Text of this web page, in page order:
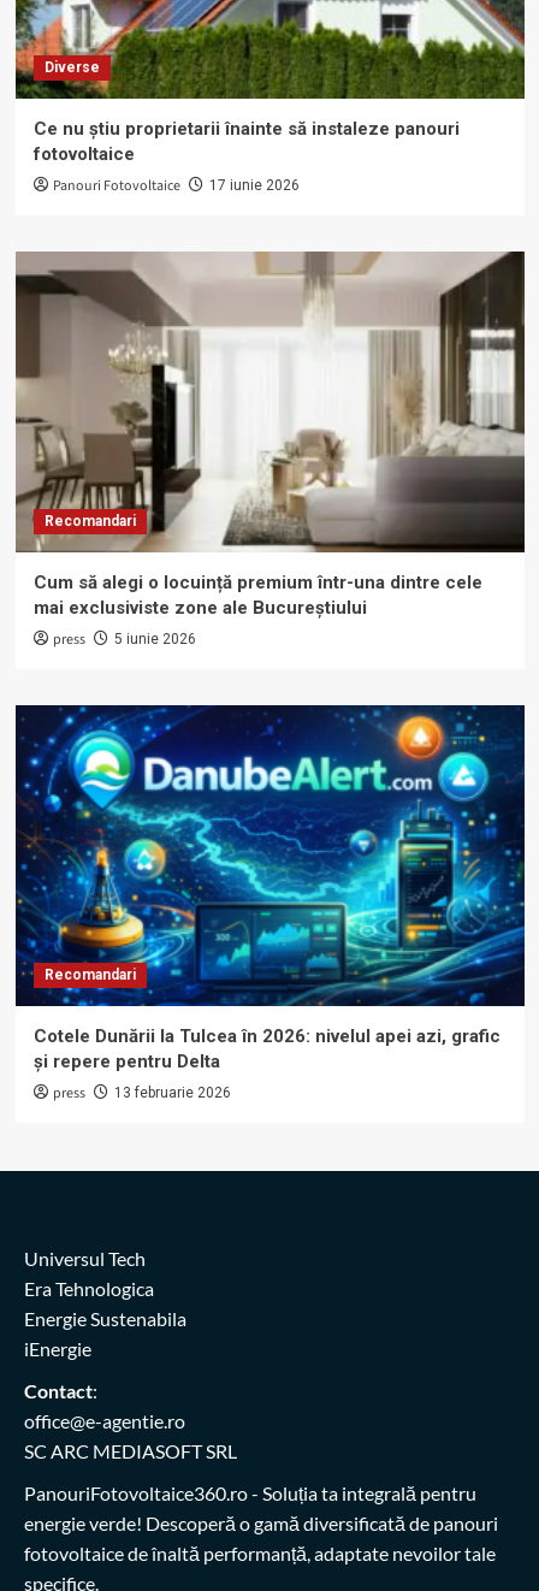
Diverse
Ce nu știu proprietarii înainte să instaleze panouri
fotovoltaice
Panouri Fotovoltaice 17 iunie 2026
Recomandari
Cum să alegi o locuință premium într-una dintre cele
mai exclusiviste zone ale Bucureștiului
press 5 iunie 2026
Recomandari
Cotele Dunării la Tulcea în 2026: nivelul apei azi, grafic
și repere pentru Delta
press 13 februarie 2026
Universul Tech
Era Tehnologica
Energie Sustenabila
iEnergie
Contact:
office@e-agentie.ro
SC ARC MEDIASOFT SRL
PanouriFotovoltaice360.ro- Soluția ta integrală pentru
energie verde! Descoperă o gamă diversificată de panouri
fotovoltaice de înaltă performanță, adaptate nevoilor tale
specifice.